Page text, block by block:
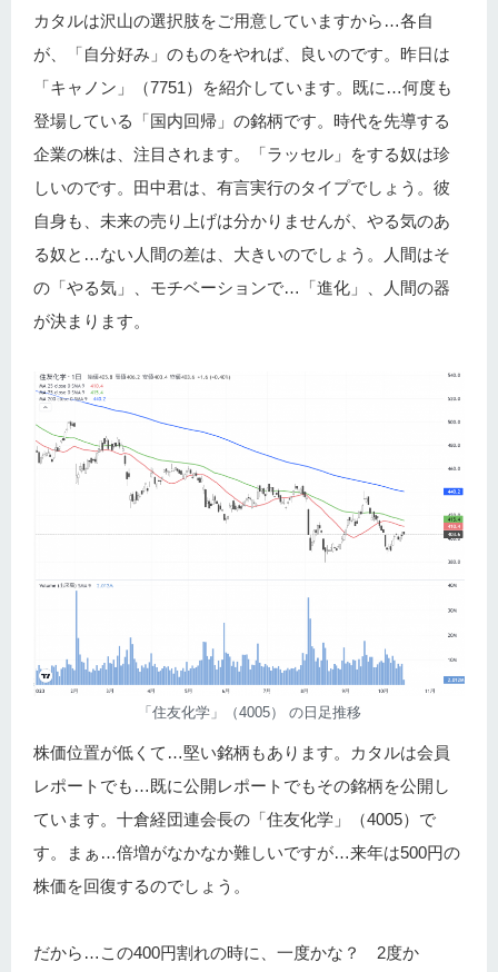
カタルは沢山の選択肢をご用意していますから…各自
が、「自分好み」のものをやれば、良いのです。昨日は
「キャノン」（7751）を紹介しています。既に…何度も
登場している「国内回帰」の銘柄です。時代を先導する
企業の株は、注目されます。「ラッセル」をする奴は珍
しいのです。田中君は、有言実行のタイプでしょう。彼
自身も、未来の売り上げは分かりませんが、やる気のあ
る奴と…ない人間の差は、大きいのでしょう。人間はそ
の「やる気」、モチベーションで…「進化」、人間の器
が決まります。
「住友化学」（4005） の日足推移
株価位置が低くて…堅い銘柄もあります。カタルは会員
レポートでも…既に公開レポートでもその銘柄を公開し
ています。十倉経団連会長の「住友化学」（4005）で
す。まぁ…倍増がなかなか難しいですが…来年は500円の
株価を回復するのでしょう。
だから…この400円割れの時に、一度かな？ 2度か